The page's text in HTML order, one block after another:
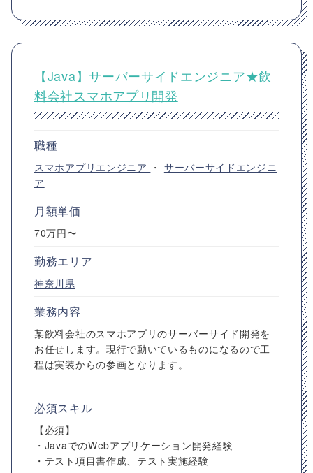
【Java】サーバーサイドエンジニア★飲
料会社スマホアプリ開発
職種
スマホアプリエンジニア ・ サーバーサイドエンジニ
ア
月額単価
70万円〜
勤務エリア
神奈川県
業務内容
某飲料会社のスマホアプリのサーバーサイド開発を
お任せします。現行で動いているものになるので工
程は実装からの参画となります。
必須スキル
【必須】
・JavaでのWebアプリケーション開発経験
・テスト項目書作成、テスト実施経験